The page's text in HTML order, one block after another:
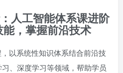
人工智能体系课进阶
，掌握前沿技术
以系统性知识体系结合前沿技
、深度学习等领域，帮助学员